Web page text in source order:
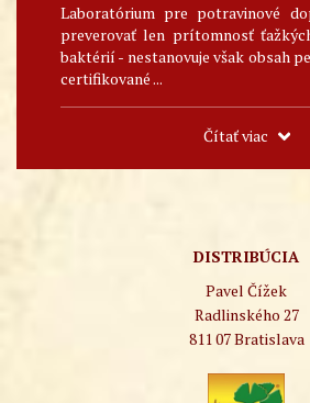
Laboratórium pre potravinové
preverovať len prítomnosť
baktérií - nestanovuje však obsah
certifikované ...
Čítať viac
DISTRIBÚCIA
Pavel Čížek
Radlinského 27
811 07 Bratislava